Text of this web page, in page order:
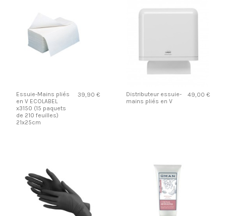
Essuie-Mains pliés
en V ECOLABEL
x3150 (15 paquets
de 210 feuilles)
21x25cm
39,90 €
Distributeur essuie-
mains pliés en V
49,00 €